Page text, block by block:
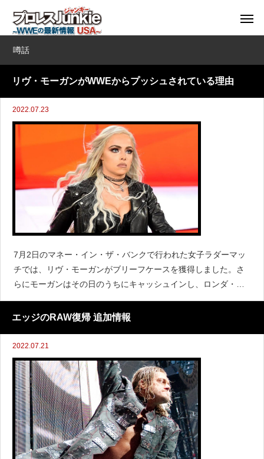
噂話
リヴ・モーガンがWWEからプッシュされている理由
2022.07.23
7月2日のマネー・イン・ザ・バンクで行われた女子ラダーマッ
チでは、リヴ・モーガンがブリーフケースを獲得しました。さ
らにモーガンはその日のうちにキャッシュインし、ロンダ・ラ
ウジーに勝利してSmack Down女子タイトルを獲得しました。
その後はSmack Downに移籍して番組でも重要
エッジのRAW復帰 追加情報
2022.07.21